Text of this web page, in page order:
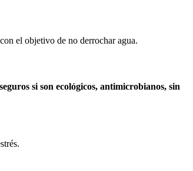
el objetivo de no derrochar agua.
si son ecológicos, antimicrobianos, sin